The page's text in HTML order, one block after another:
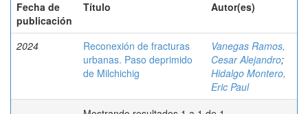
Fecha de
publicación
Título Autor(es)
2024
Reconexión de fracturas
urbanas. Paso deprimido
de Milchichig
Vanegas Ramos,
Cesar Alejandro;
Hidalgo Montero,
Eric Paul